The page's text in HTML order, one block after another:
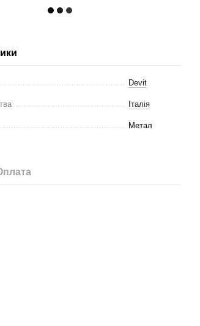
Devit
Італія
Метал